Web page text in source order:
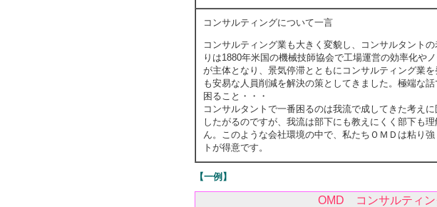
コンサルティングについて一言
コンサルティング業も大きく変貌し、コンサルタント
りは1880年米国の機械技師協会で工場運営の効率化や
が主体となり、景気停滞とともにコンサルティング業
も安易な人員削減を解決の策としてきました。極端な
困ること・・・
コンサルタントで一番困るのは我流で成してきた考え
したがるのですが、我流は部下にも教えにくく部下も
ん。このような会社環境の中で、私たちＯＭＤは粘り
トが得意です。
【一例】
OMD コンサルティン